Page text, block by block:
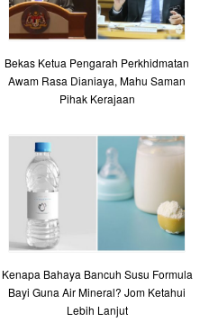
Bekas Ketua Pengarah Perkhidmatan
Awam Rasa Dianiaya, Mahu Saman
Pihak Kerajaan
Kenapa Bahaya Bancuh Susu Formula
Bayi Guna Air Mineral? Jom Ketahui
Lebih Lanjut